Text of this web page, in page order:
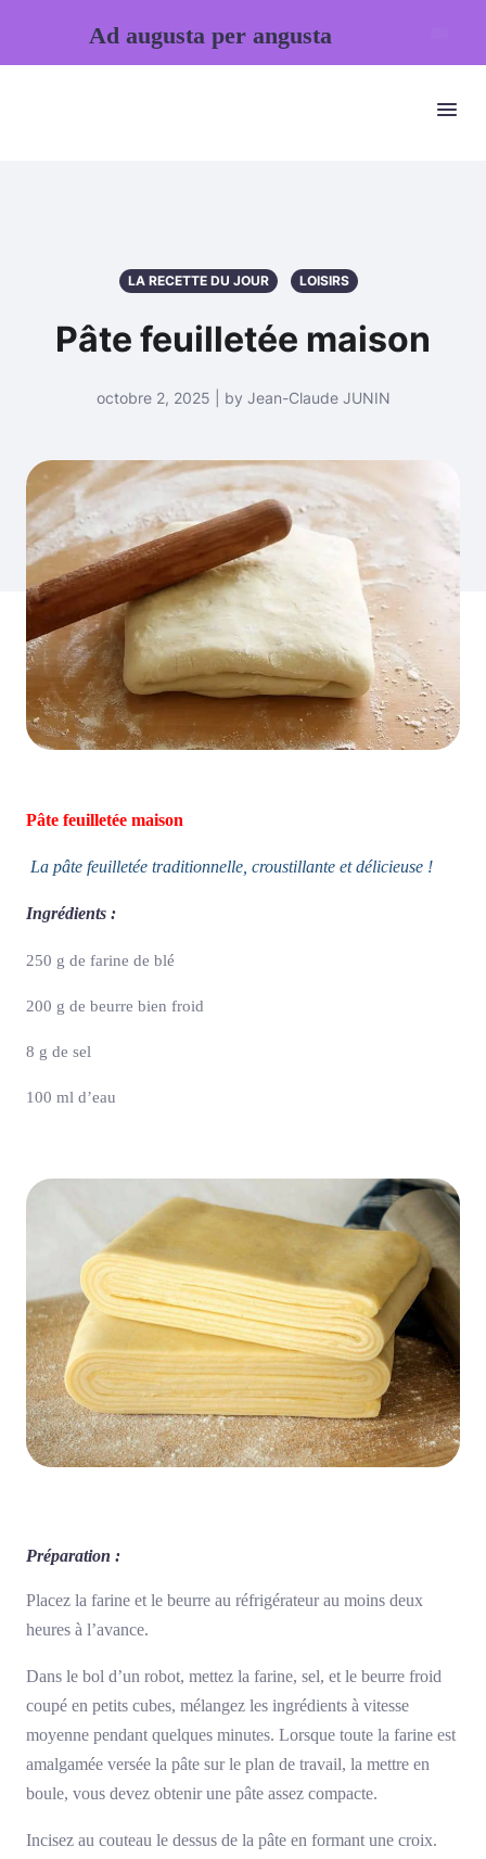
LA RECETTE DU JOUR LOISIRS
Pâte feuilletée maison
octobre 2, 2025 | by Jean-Claude JUNIN
Pâte feuilletée maison
La pâte feuilletée traditionnelle, croustillante et délicieuse !
Ingrédients :
250 g de farine de blé
200 g de beurre bien froid
8 g de sel
100 ml d’eau
Préparation :
Placez la farine et le beurre au réfrigérateur au moins deux
heures à l’avance.
Dans le bol d’un robot, mettez la farine, sel, et le beurre froid
coupé en petits cubes, mélangez les ingrédients à vitesse
moyenne pendant quelques minutes. Lorsque toute la farine est
amalgamée versée la pâte sur le plan de travail, la mettre en
boule, vous devez obtenir une pâte assez compacte.
Incisez au couteau le dessus de la pâte en formant une croix.
Ad augusta per angusta